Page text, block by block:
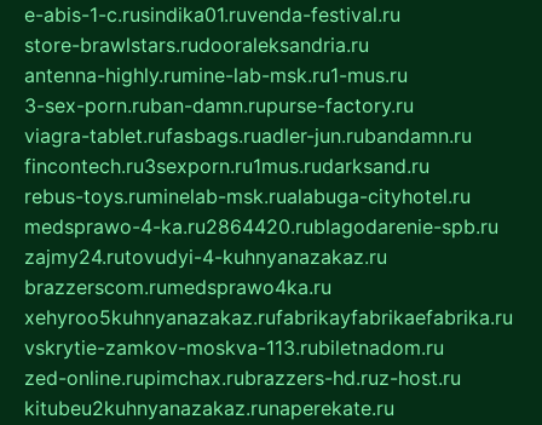
e-abis-1-c.rusindika01.ruvenda-festival.ru
store-brawlstars.rudooraleksandria.ru
antenna-highly.rumine-lab-msk.ru1-mus.ru
3-sex-porn.ruban-damn.rupurse-factory.ru
viagra-tablet.rufasbags.ruadler-jun.rubandamn.ru
fincontech.ru3sexporn.ru1mus.rudarksand.ru
rebus-toys.ruminelab-msk.rualabuga-cityhotel.ru
medsprawo-4-ka.ru2864420.rublagodarenie-spb.ru
zajmy24.rutovudyi-4-kuhnyanazakaz.ru
brazzerscom.rumedsprawo4ka.ru
xehyroo5kuhnyanazakaz.rufabrikayfabrikaefabrika.ru
vskrytie-zamkov-moskva-113.rubiletnadom.ru
zed-online.rupimchax.rubrazzers-hd.ruz-host.ru
kitubeu2kuhnyanazakaz.runaperekate.ru